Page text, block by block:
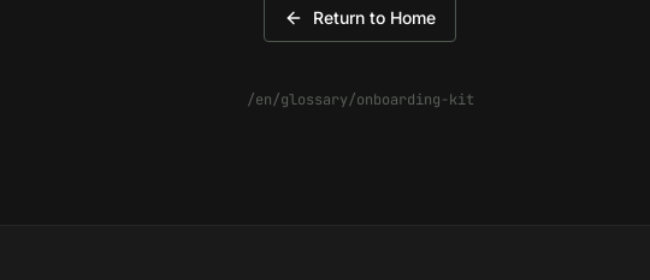
Return to Home
/en/glossary/onboarding-kit